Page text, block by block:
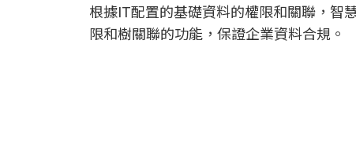
根據IT配置的基礎資料的權限和關聯，智
限和樹關聯的功能，保證企業資料合規。